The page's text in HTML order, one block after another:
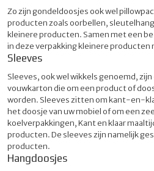
Zo zijn gondeldoosjes ook wel
producten zoals oorbellen,
kleinere producten. Samen met een
in deze verpakking kleinere producten
Sleeves
Sleeves, ook wel wikkels genoemd,
vouwkarton die om een product of
worden. Sleeves zitten om kant-en-
het doosje van uw mobiel of om een
koelverpakkingen, Kant en klaar
producten. De sleeves zijn namelijk
producten.
Hangdoosjes